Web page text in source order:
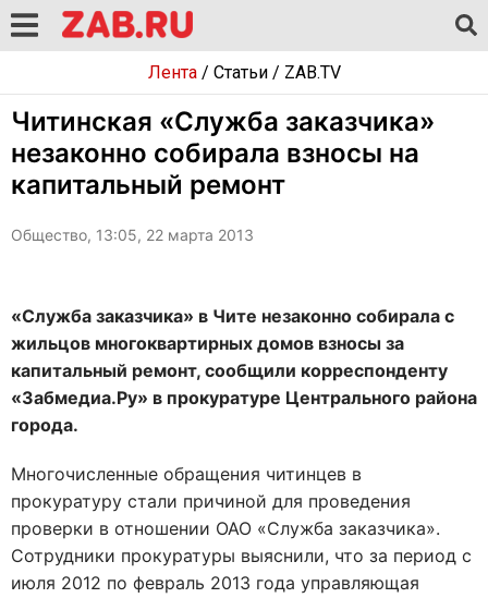
Лента/ Статьи/ ZAB.TV
Читинская «Служба заказчика»
незаконно собирала взносы на
капитальный ремонт
Общество, 13:05, 22 марта 2013
«Служба заказчика» в Чите незаконно собирала с
жильцов многоквартирных домов взносы за
капитальный ремонт, сообщили корреспонденту
«Забмедиа.Ру» в прокуратуре Центрального района
города.
Многочисленные обращения читинцев в
прокуратуру стали причиной для проведения
проверки в отношении ОАО «Служба заказчика».
Сотрудники прокуратуры выяснили, что за период с
июля 2012 по февраль 2013 года управляющая